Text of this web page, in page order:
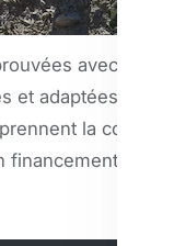
avec de
adaptées au
la collecte
basé